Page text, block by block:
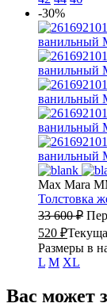
-30%
Max Mara
Толстовка
33 600₽
520 ₽
Размеры в
L M XL
Вас может